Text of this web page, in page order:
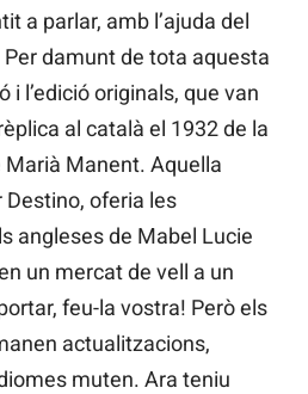
a parlar, amb l’ajuda del
damunt de tota aquesta
i l’edició originals, que van
al català el 1932 de la
Manent. Aquella
Destino, oferia les
angleses de Mabel Lucie
un mercat de vell a un
feu-la vostra! Però els
actualitzacions,
muten. Ara teniu